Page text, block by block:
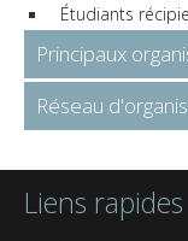
Étudiants
Principaux
Réseau
Liens rapides